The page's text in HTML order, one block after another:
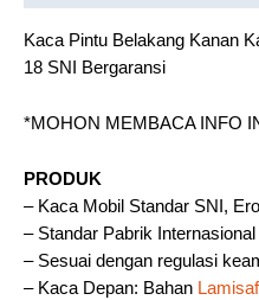
Kaca Pintu Belakang Kanan
18 SNI Bergaransi
*MOHON MEMBACA INFO
PRODUK
– Kaca Mobil Standar SNI,
– Standar Pabrik Internasional
– Sesuai dengan regulasi
– Kaca Depan: Bahan